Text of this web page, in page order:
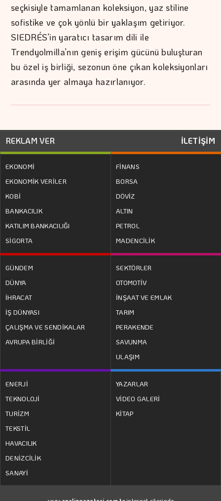
seçkisiyle tamamlanan koleksiyon, yaz stiline
sofistike ve çok yönlü bir yaklaşım getiriyor.
SIEDRÉS’in yaratıcı tasarım dili ile
Trendyolmilla’nın geniş erişim gücünü buluşturan
bu özel iş birliği, sezonun öne çıkan koleksiyonları
arasında yer almaya hazırlanıyor.
REKLAM VER İLETİŞİM
EKONOMİ
EKONOMİK VERİLER
KOBİ
BANKACILIK
KATILIM BANKACILIĞI
SİGORTA
FİNANS
BORSA
DÖVİZ
ALTIN
PETROL
MADENCİLİK
GÜNDEM
DÜNYA
İHRACAT
İŞ DÜNYASI
ÇALIŞMA VE SENDİKALAR
AVRUPA BİRLİĞİ
SEKTÖRLER
OTOMOTİV
İNŞAAT VE EMLAK
TARIM
PERAKENDE
SAVUNMA
ULAŞIM
ENERJİ
TEKNOLOJİ
TURİZM
TEKSTİL
HAVACILIK
DENİZCİLİK
SANAYİ
YAZARLAR
VİDEO GALERİ
KİTAP